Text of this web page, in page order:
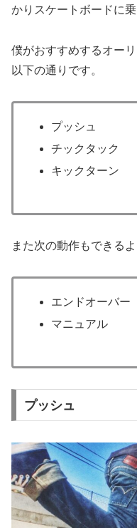
かりスケートボードに
僕がおすすめするオー
以下の通りです。
プッシュ
チックタック
キックターン
また次の動作もできる
エンドオーバー
マニュアル
プッシュ